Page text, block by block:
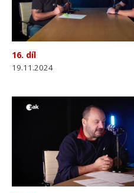
16. díl
19.11.2024